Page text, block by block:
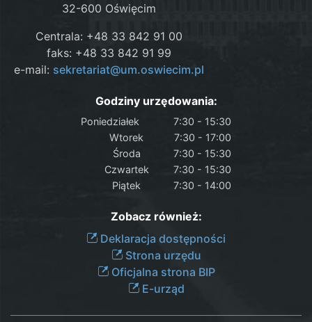
32-600 Oświęcim
Centrala: +48 33 842 91 00
faks: +48 33 842 91 99
e-mail: sekretariat@um.oswiecim.pl
Godziny urzędowania:
Poniedziałek
7:30 - 15:30
Wtorek
7:30 - 17:00
Środa
7:30 - 15:30
Czwartek
7:30 - 15:30
Piątek
7:30 - 14:00
Zobacz również:
Deklaracja dostępności
Strona urzędu
Oficjalna strona BIP
E-urząd